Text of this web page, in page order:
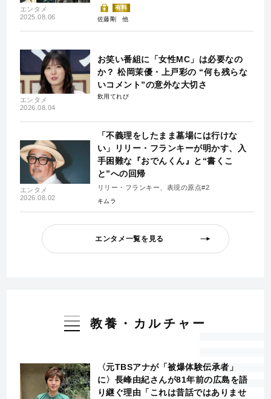
エンタメ
2025.08.06
有料
佐藤剛
エンタメ
2026.08.04
お笑い番組に「女性MC」は必要なの
か？ 松岡茉優・上戸彩の “何も残らな
いコメント”の意外な大切さ
飲用てれび
エンタメ
2026.08.02
「不義理をしたまま墓場には行けな
い」リリー・フランキーが明かす、入
手困難な『おでんくん』と“書くこ
と”への回帰
リリー・フランキー、表現の原点#2
キムラ
エンタメ一覧を見る
教養・カルチャー
〈元TBSアナが「被爆体験伝承者」
に〉長峰由紀さんが81年前の広島を語
り継ぐ理由「これは昔話ではありませ